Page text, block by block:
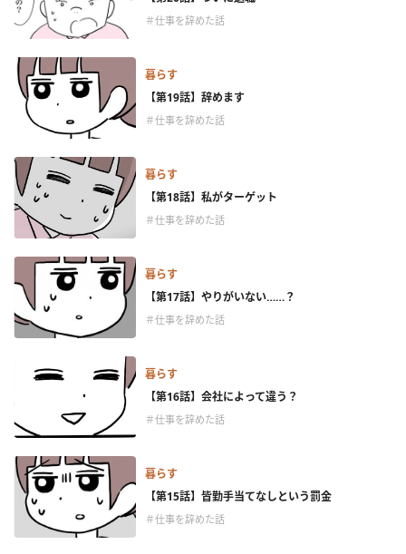
＃仕事を辞めた話
暮らす
【第19話】辞めます
＃仕事を辞めた話
暮らす
【第18話】私がターゲット
＃仕事を辞めた話
暮らす
【第17話】やりがいない……？
＃仕事を辞めた話
暮らす
【第16話】会社によって違う？
＃仕事を辞めた話
暮らす
【第15話】皆勤手当てなしという罰金
＃仕事を辞めた話